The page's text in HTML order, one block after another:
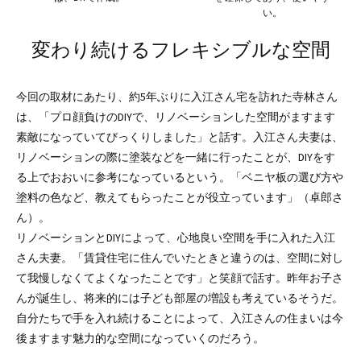
い。
変わり続けるフレキシブルな空間
今回の取材にあたり、約5年ぶりに入江さん宅を訪れた寺林さん
は、「プロ顔負けのDIYで、リノベーションした空間がますます
素敵になっていてびっくりしました」と話す。入江さん夫妻は、
リノベーションの際に塗装などを一緒に行ったことが、DIYをす
る上でおおいに参考になっているという。「ベニヤ板の選び方や
塗料の色など、教えてもらったことが役立っています」（卓郎さ
ん）。
リノベーションとDIYによって、心地良い空間を手に入れた入江
さん夫妻。「賃貸住宅に住んでいたときと違うのは、空間に対し
て我慢しなくてよくなったことです」と笑顔で話す。昨年お子さ
んが誕生し、将来的には子ども部屋の増設も考えているそうだ。
自分たちで手を入れ続けることによって、入江さんの住まいは今
後ますます魅力的な空間になっていくのだろう。